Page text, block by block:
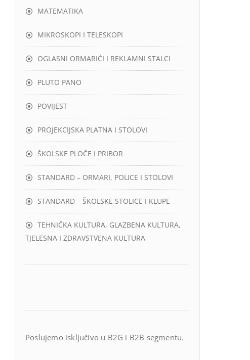
MATEMATIKA
MIKROSKOPI I TELESKOPI
OGLASNI ORMARIĆI I REKLAMNI STALCI
PLUTO PANO
POVIJEST
PROJEKCIJSKA PLATNA I STOLOVI
ŠKOLSKE PLOČE I PRIBOR
STANDARD – ORMARI, POLICE I STOLOVI
STANDARD – ŠKOLSKE STOLICE I KLUPE
TEHNIČKA KULTURA, GLAZBENA KULTURA,
TJELESNA I ZDRAVSTVENA KULTURA
Poslujemo isključivo u B2G i B2B segmentu.